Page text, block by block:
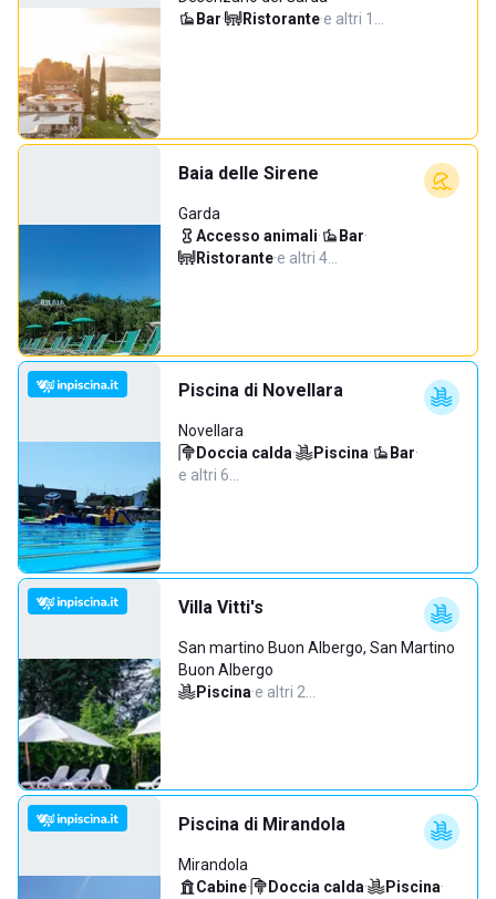
Bar· Ristorante·e altri 1…
Baia delle Sirene
Garda
Accesso animali· Bar·
Ristorante·e altri 4…
Piscina di Novellara
Novellara
Doccia calda· Piscina· Bar·
e altri 6…
Villa Vitti's
San martino Buon Albergo, San Martino
Buon Albergo
Piscina·e altri 2…
Piscina di Mirandola
Mirandola
Cabine· Doccia calda· Piscina·